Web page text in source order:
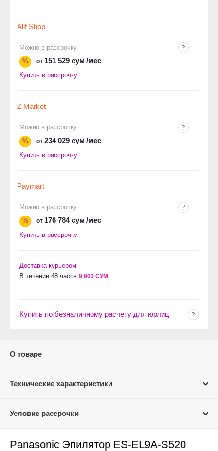
Alif Shop
Можно в рассрочку
%
от 151 529 сум /мес
Купить в рассрочку
Z Market
Можно в рассрочку
%
от 234 029 сум /мес
Купить в рассрочку
Paymart
Можно в рассрочку
%
от 176 784 сум /мес
Купить в рассрочку
Доставка курьером
В течении 48 часов 9 900 СУМ
Купить по безналичному расчету для юрлиц
О товаре
Технические характеристики
Условие рассрочки
Panasonic Эпилятор ES-EL9A-S520